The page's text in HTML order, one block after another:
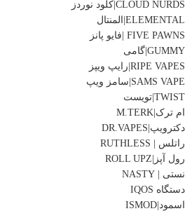
CLOUD NURDS|کلود نوردز
ELEMENTAL|المنتال
FIVE PAWNS |فایو پانز
GUMMY|گامی
RIPE VAPES|رایپ ویپز
SAMS VAPE|سامز ویپ
TWIST|تویست
ام ترک|M.TERK
دکترویپ|DR.VAPES
راتلس | RUTHLESS
رول آپز|ROLL UPZ
نستی | NASTY
دستگاه IQOS
اسمود|ISMOD